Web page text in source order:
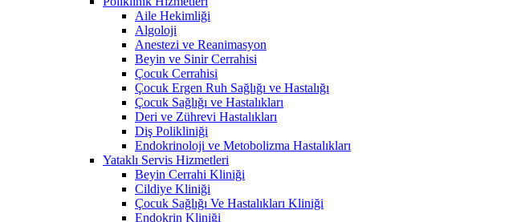
Aile Hekimliği
Algoloji
Anestezi ve Reanimasyon
Beyin ve Sinir Cerrahisi
Çocuk Cerrahisi
Çocuk Ergen Ruh Sağlığı ve Hastalığı
Çocuk Sağlığı ve Hastalıkları
Deri ve Zührevi Hastalıkları
Diş Polikliniği
Endokrinoloji ve Metobolizma Hastalıkları
Yataklı Servis Hizmetleri
Beyin Cerrahi Kliniği
Cildiye Kliniği
Çocuk Sağlığı Ve Hastalıkları Kliniği
Endokrin Kliniği